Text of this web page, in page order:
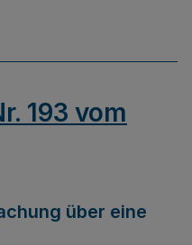
193 vom
über eine